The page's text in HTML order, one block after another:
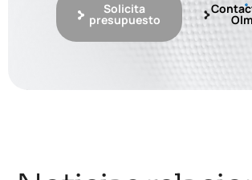
Solicita
presupuesto